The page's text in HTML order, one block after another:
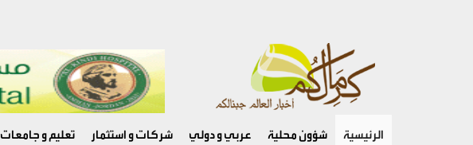
الرئيسية شؤون محلية عربي و دولي شركات و استثمار تعليم و جامعات